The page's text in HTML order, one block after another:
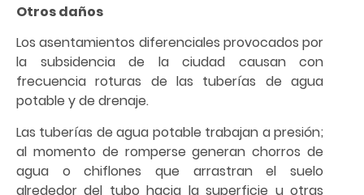
Otros daños
Los asentamientos diferenciales provocados por
la subsidencia de la ciudad causan con
frecuencia roturas de las tuberías de agua
potable y de drenaje.
Las tuberías de agua potable trabajan a presión;
al momento de romperse generan chorros de
agua o chiflones que arrastran el suelo
alrededor del tubo hacia la superficie u otras